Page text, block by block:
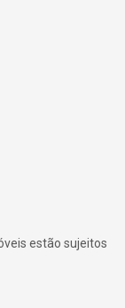
estão sujeitos